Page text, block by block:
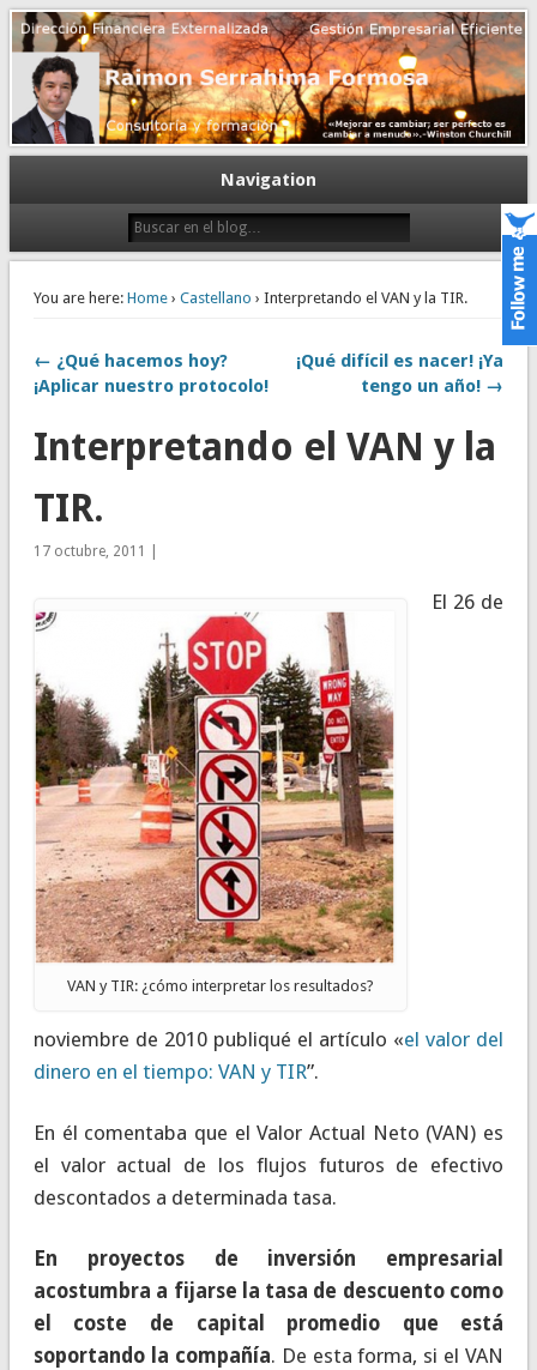
Dirección financiera de la PyME
Gestión empresarial eficiente. Dirección financiera externalizada.
Navigation
You are here: Home› Castellano › Interpretando el VAN y la TIR.
← ¿Qué hacemos hoy?
¡Aplicar nuestro protocolo!
¡Qué difícil es nacer! ¡Ya
tengo un año! →
Interpretando el VAN y la
TIR.
17 octubre, 2011 |
VAN y TIR: ¿cómo interpretar los resultados?
El 26 de
noviembre de 2010 publiqué el artículo «el valor del
dinero en el tiempo: VAN y TIR”.
En él comentaba que el Valor Actual Neto (VAN) es
el valor actual de los flujos futuros de efectivo
descontados a determinada tasa.
En proyectos de inversión empresarial
acostumbra a fijarse la tasa de descuento como
el coste de capital promedio que está
soportando la compañía. De esta forma, si el VAN